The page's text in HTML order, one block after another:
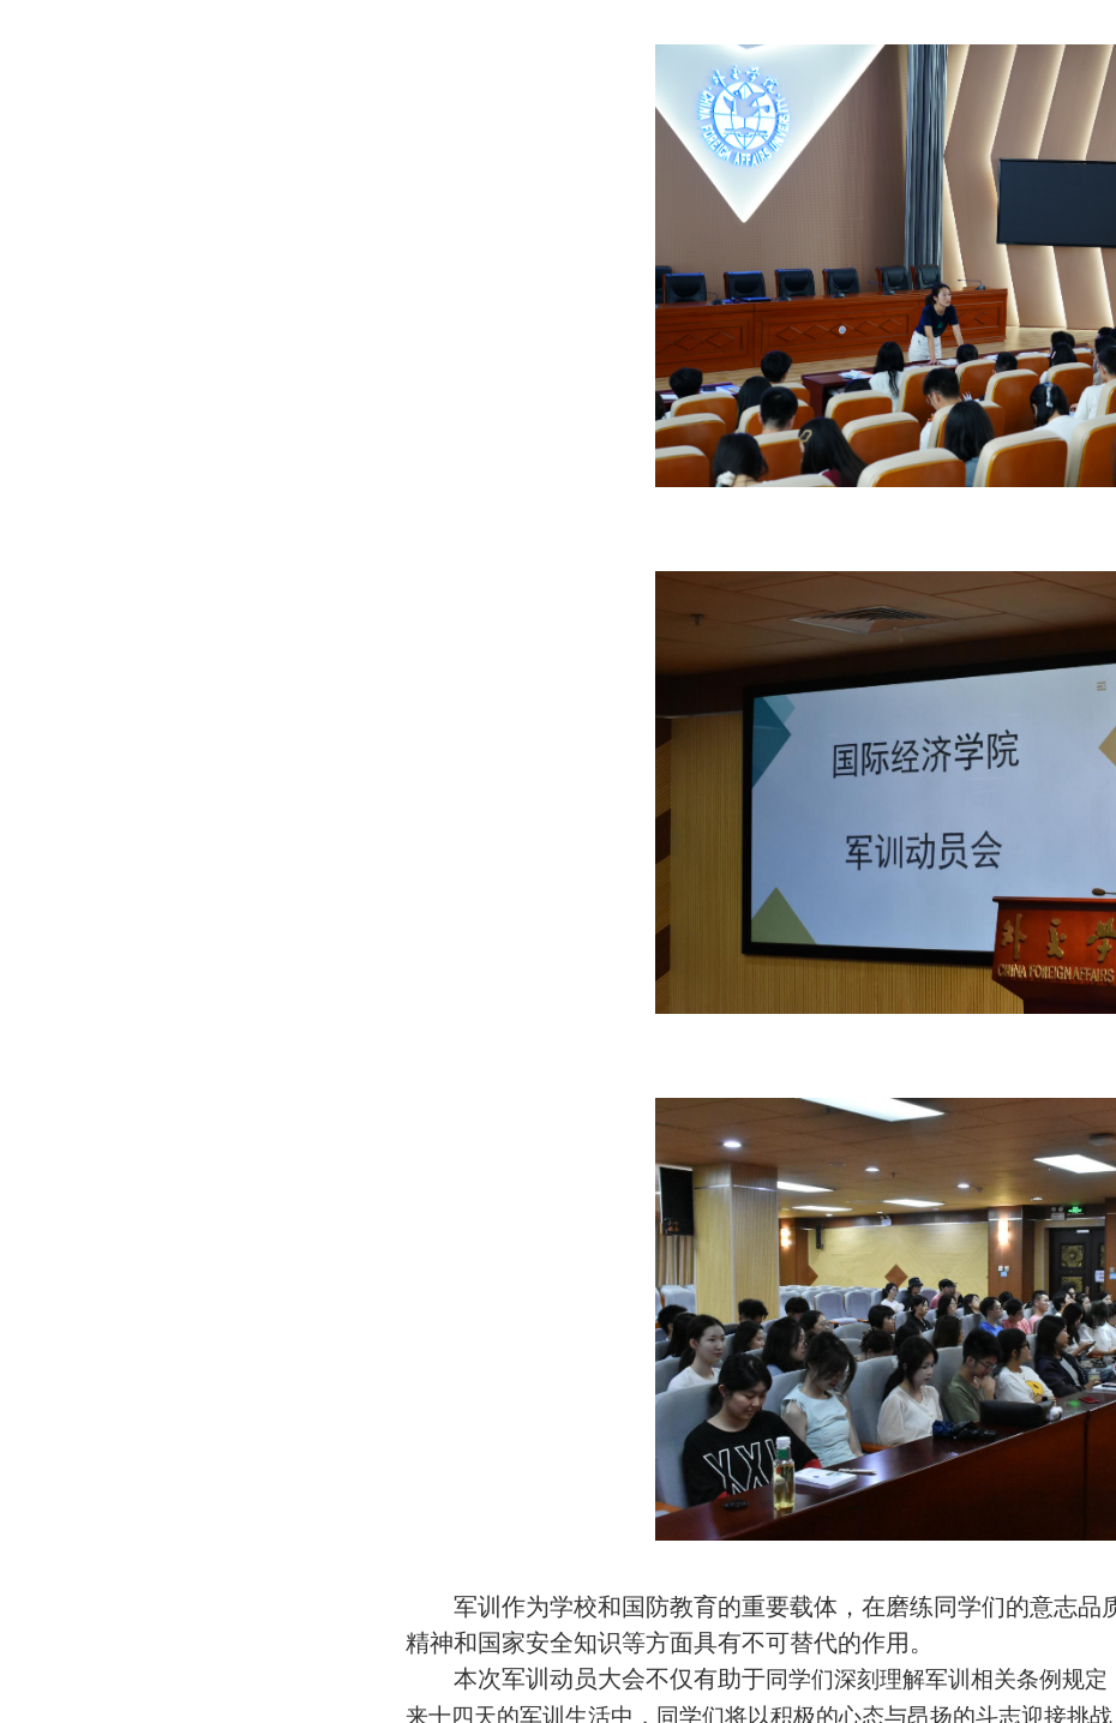
军训作为学校和国防教育的重要载体，在磨练同学们的意志品
精神和国家安全知识等方面具有不可替代的作用。
本次军训 动员大会不仅有助于同学们深刻理解军训相关条例规
来十四天的军训生活中，同学们将以积极的心态与昂扬的斗志迎接挑